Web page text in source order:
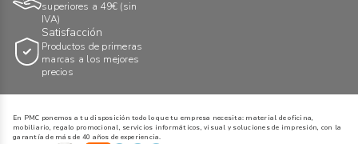
superiores a 49€ (sin
IVA)
Satisfacción
Productos de primeras
marcas a los mejores
precios
En PMC ponemos a tu disposición todo lo que tu empresa necesita: material de oficina,
mobiliario, regalo promocional, servicios informáticos, visual y soluciones de impresión, con la
garantía de más de 40 años de experiencia.